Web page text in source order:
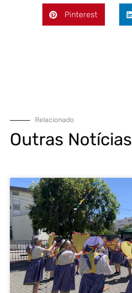
Pinterest
Relacionado
Outras Notícias